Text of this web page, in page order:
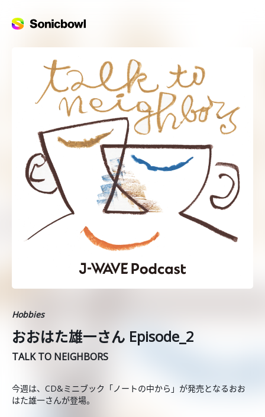
Hobbies
おおはた雄一さん Episode_2
TALK TO NEIGHBORS
今週は、CD&ミニブック「ノートの中から」が発売となるおお
はた雄一さんが登場。